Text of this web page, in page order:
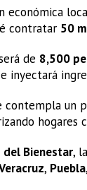
económica
contratar 50
de 8,500
inyectará
contempla un
hogares
del Bienestar,
, Puebla,